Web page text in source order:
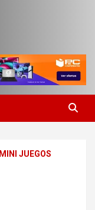
MINI JUEGOS